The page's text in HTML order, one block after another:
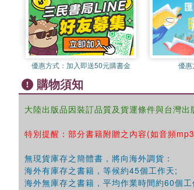
優惠方式： 加入即送50元購書金 優
購物須知
大陸出版品因裝訂品質及貨運條件與台灣
特別提醒：部分書籍附贈之內容(如音頻
無現貨庫存之簡體書，將向海外調貨：
海外有庫存之書籍，等候約45個工作天;
海外無庫存之書籍，平均作業時間約60個